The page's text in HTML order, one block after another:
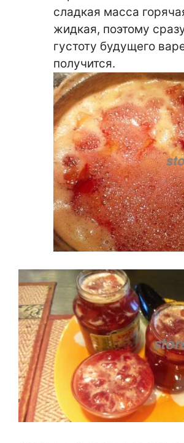
сладкая масса
жидкая, поэтому
густоту будущего
получится.